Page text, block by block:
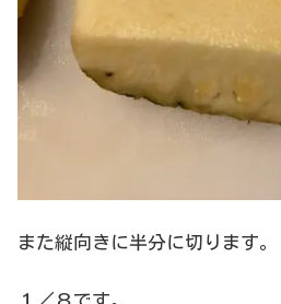
また縦向きに半分に切ります。